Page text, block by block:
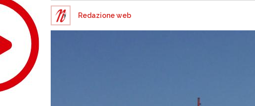
Redazione web